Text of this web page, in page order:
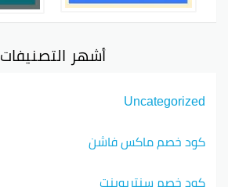
أشهر التصنيفات
Uncategorized
كود خصم ماكس فاشن
كود خصم سنتربوينت